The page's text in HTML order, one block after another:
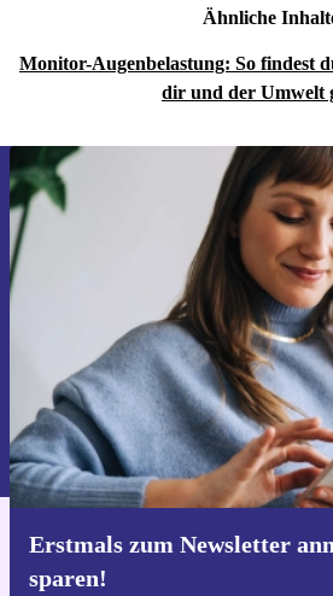
Ähnliche
Monitor-Augenbelastung: So findest
dir und der Umwelt
Erstmals zum Newsletter
sparen!
Erstmals zum
15 € sparen!
Verpasse kein Angebot
Gutschein
Informationen über die Verwendung
du in unserer
Datenschutzerklärung.
Hol dir die